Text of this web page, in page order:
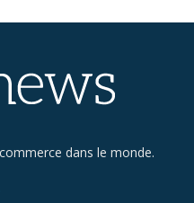
dans le monde.